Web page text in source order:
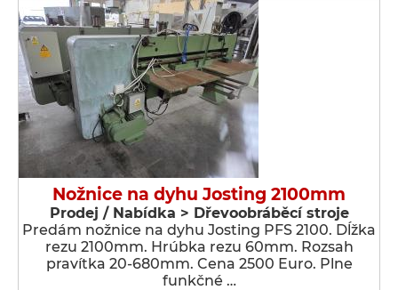
Nožnice na dyhu Josting 2100mm
Prodej / Nabídka > Dřevoobráběcí stroje
Predám nožnice na dyhu Josting PFS 2100. Dĺžka
rezu 2100mm. Hrúbka rezu 60mm. Rozsah
pravítka 20-680mm. Cena 2500 Euro. Plne
funkčné …